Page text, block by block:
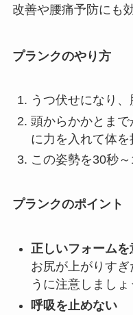
改善や腰痛予防にも
プランクのやり方
うつ伏せになり、
頭からかかとま
に力を入れて体を
この姿勢を30秒～
プランクのポイント
正しいフォームを
お尻が上がりす
うに注意しましょ
呼吸を止めない